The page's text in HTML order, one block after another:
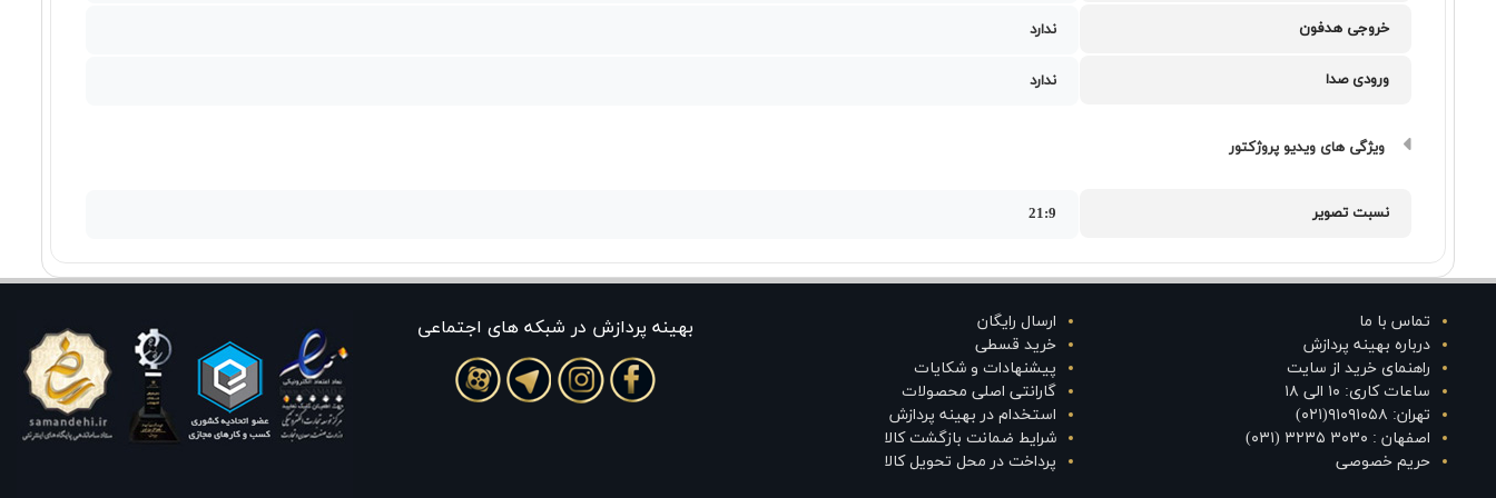
خروجی هدفون ندارد
ورودی صدا ندارد
ویژگی های ویدیو پروژکتور
نسبت تصویر 21:9
تماس با ما
درباره بهینه پردازش
راهنمای خرید از سایت
ساعات کاری: ۱۰ الی ۱۸
تهران: ۹۱۰۹۱۰۵۸(۰۲۱)
اصفهان : ۳۰۳۰ ۳۲۳۵ (۰۳۱)
حریم خصوصی
ارسال رایگان
خرید قسطی
پیشنهادات و شکایات
گارانتی اصلی محصولات
استخدام در بهینه پردازش
شرایط ضمانت بازگشت کالا
پرداخت در محل تحویل کالا
بهينه پردازش در شبکه های اجتماعی